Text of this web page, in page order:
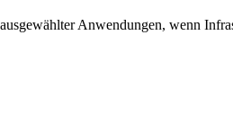
Anwendungen, wenn